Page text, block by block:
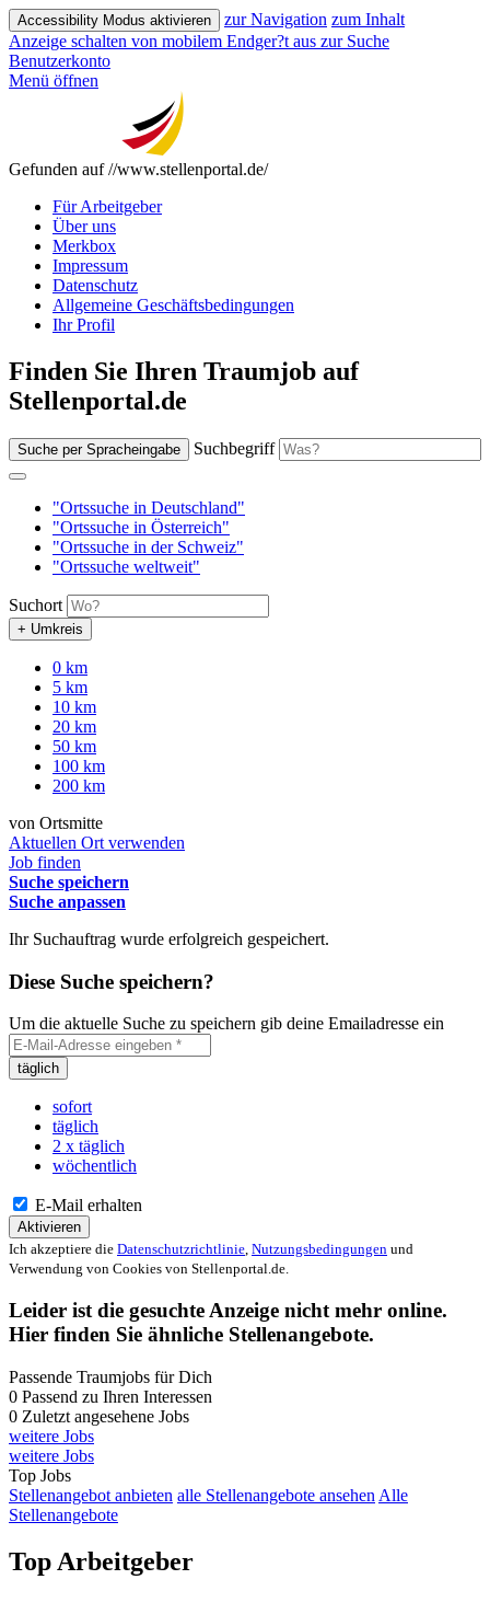
Accessibility Modus aktivieren zur Navigation zum Inhalt
Anzeige schalten von mobilem Endger?t aus zur Suche
Benutzerkonto
Menü öffnen
Gefunden auf //www.stellenportal.de/
Für Arbeitgeber
Über uns
Merkbox
Impressum
Datenschutz
Allgemeine Geschäftsbedingungen
Ihr Profil
Finden Sie Ihren Traumjob auf
Stellenportal.de
Suche per Spracheingabe Suchbegriff
"Ortssuche in Deutschland"
"Ortssuche in Österreich"
"Ortssuche in der Schweiz"
"Ortssuche weltweit"
Suchort
+ Umkreis
0 km
5 km
10 km
20 km
50 km
100 km
200 km
von Ortsmitte
Aktuellen Ort verwenden
Job finden
Suche speichern
Suche anpassen
Ihr Suchauftrag wurde erfolgreich gespeichert.
Diese Suche speichern?
Um die aktuelle Suche zu speichern gib deine Emailadresse ein
täglich
sofort
täglich
2 x täglich
wöchentlich
E-Mail erhalten
Aktivieren
Ich akzeptiere die Datenschutzrichtlinie, Nutzungsbedingungen und
Verwendung von Cookies von Stellenportal.de.
Leider ist die gesuchte Anzeige nicht mehr online.
Hier finden Sie ähnliche Stellenangebote.
Passende Traumjobs für Dich
0 Passend zu Ihren Interessen
0 Zuletzt angesehene Jobs
weitere Jobs
weitere Jobs
Top Jobs
Stellenangebot anbieten alle Stellenangebote ansehen Alle
Stellenangebote
Top Arbeitgeber